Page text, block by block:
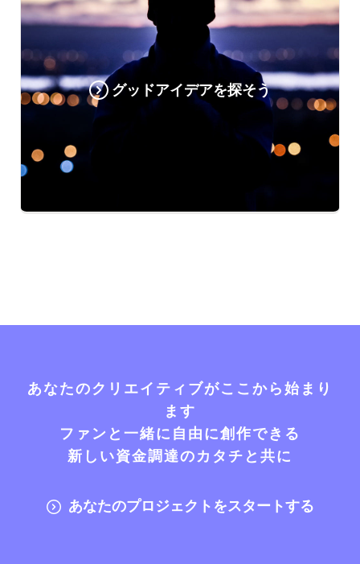
グッドアイデアを探そう
あなたのクリエイティブがここから始まり
ます
ファンと一緒に自由に創作できる
新しい資金調達のカタチと共に
あなたのプロジェクトをスタートする